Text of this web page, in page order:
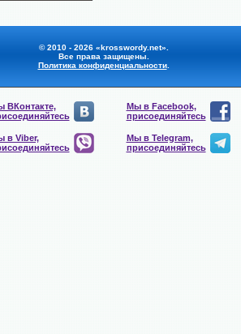
© 2010 - 2026 «krosswordy.net».
Все права защищены.
Политика конфиденциальности.
ВКонтакте,
Мы в Facebook,
присоединяйтесь
в Viber,
Мы в Telegram,
присоединяйтесь